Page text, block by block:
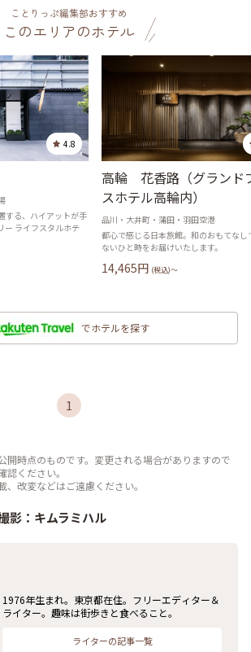
ことりっぷ編集部おすすめ
このエリアのホテル
4.8
する、ハイアットが手
ー ライフスタルホテ
高輪 花香路（グランド
スホテル高輪内）
品川・大井町・蒲田・羽田空港
都心で感じる日本旅館。和のおもてなし
ないひと時をお届けいたします。
14,465円 (税込)〜
でホテルを探す
1
時点のものです。変更される場合がありますので
認ください。
改変などはご遠慮ください。
：キムラミハル
1976年生まれ。東京都在住。フリーエディター＆
ライター。趣味は街歩きと食べること。
ライターの記事一覧